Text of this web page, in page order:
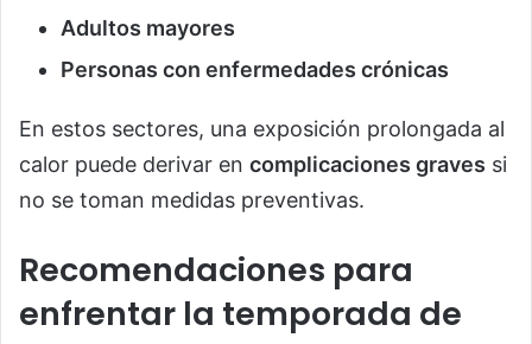
Adultos mayores
Personas con enfermedades crónicas
En estos sectores, una exposición prolongada al
calor puede derivar en complicaciones graves si
no se toman medidas preventivas.
Recomendaciones para
enfrentar la temporada de